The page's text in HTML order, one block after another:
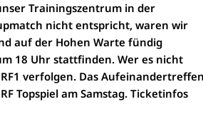
Trainingszentrum in der
nicht entspricht, waren wir
auf der Hohen Warte fündig
18 Uhr stattfinden. Wer es nicht
verfolgen. Das
Topspiel am Samstag. Ticketinfos